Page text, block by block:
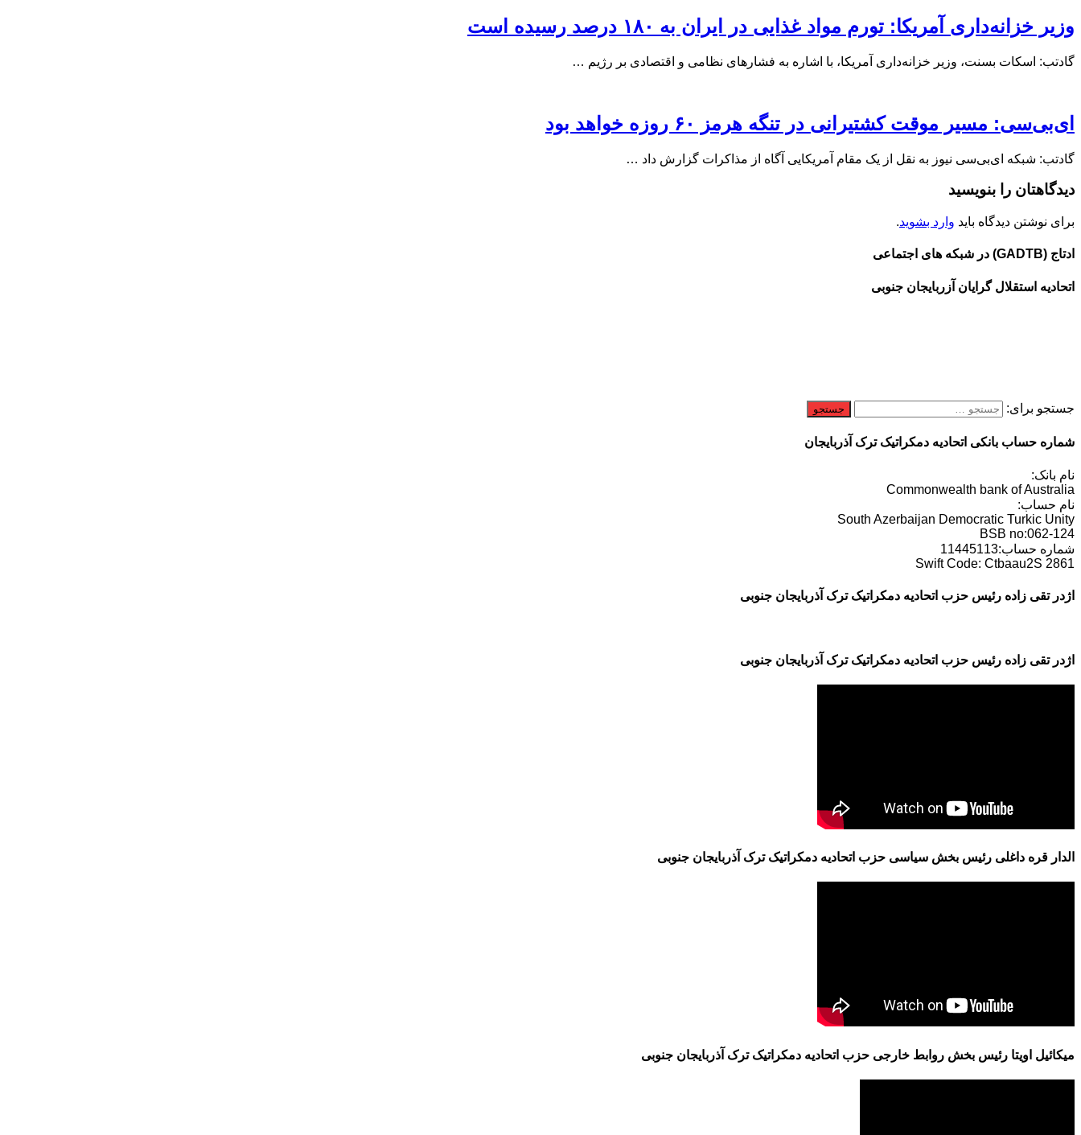
وزیر خزانه‌داری آمریکا: تورم مواد غذایی در ایران به ۱۸۰ درصد رسیده است
گادتب: اسکات بسنت، وزیر خزانه‌داری آمریکا، با اشاره به فشارهای نظامی و اقتصادی بر رژیم …
ای‌بی‌سی: مسیر موقت کشتیرانی در تنگه هرمز ۶۰ روزه خواهد بود
گادتب: شبکه ای‌بی‌سی نیوز به نقل از یک مقام آمریکایی آگاه از مذاکرات گزارش داد …
دیدگاهتان را بنویسید
برای نوشتن دیدگاه باید وارد بشوید.
ادتاج (GADTB) در شبکه های اجتماعی
اتحادیه استقلال گرایان آزربایجان جنوبی
جستجو برای:
شماره حساب بانکی اتحادیه دمکراتیک ترک آذربایجان
نام بانک:
Commonwealth bank of Australia
نام حساب:
South Azerbaijan Democratic Turkic Unity
BSB no:062-124
شماره حساب:11445113
Swift Code: Ctbaau2S 2861
اژدر تقی زاده رئیس حزب اتحادیه دمکراتیک ترک آذربایجان جنوبی
اژدر تقی زاده رئیس حزب اتحادیه دمکراتیک ترک آذربایجان جنوبی
الدار قره داغلی رئیس بخش سیاسی حزب اتحادیه دمکراتیک ترک آذربایجان جنوبی
میکائیل اویتا رئیس بخش روابط خارجی حزب اتحادیه دمکراتیک ترک آذربایجان جنوبی